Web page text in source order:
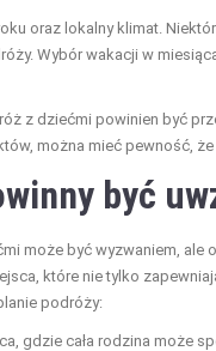
oraz lokalny klimat.
Wybór wakacji w
z dziećmi powinien być
można mieć pewność,
być
może być wyzwaniem,
które nie tylko
podróży:
gdzie cała rodzina może